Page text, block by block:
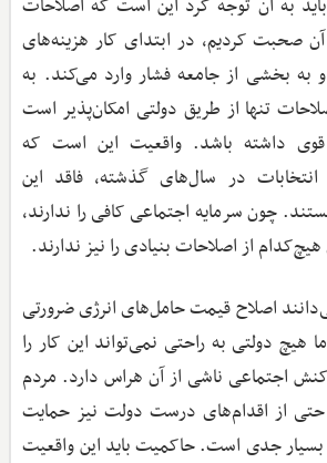
به آن توجه کرد این است که اصلاحات
صحبت کردیم، در ابتدای کار هزینه‌های
و به بخشی از جامعه فشار وارد می‌کند. به
تنها از طریق دولتی امکان‌پذیر است
داشته باشد. واقعیت این است که
در سال‌های گذشته، فاقد این
چون سرمایه اجتماعی کافی را ندارند،
از اصلاحات بنیادی را نیز ندارند.
اصلاح قیمت حامل‌های انرژی ضرورتی
هیچ دولتی به راحتی نمی‌تواند این کار را
اجتماعی ناشی از آن هراس دارد. مردم
حتی از اقدام‌های درست دولت نیز حمایت
بسیار جدی است. حاکمیت باید این واقعیت